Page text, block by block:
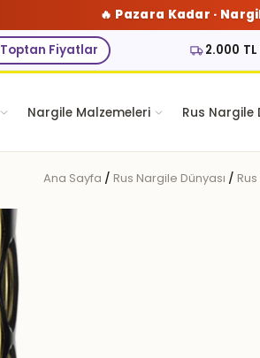
🔥 Pazara Kadar ·
Toptan Fiyatlar 2.000
Nargile Malzemeleri Rus Nargile
Ana Sayfa / Rus Nargile Dünyası /